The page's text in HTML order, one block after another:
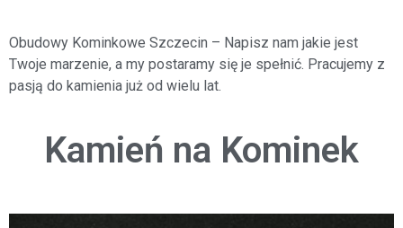
Obudowy Kominkowe Szczecin – Napisz nam jakie jest
Twoje marzenie, a my postaramy się je spełnić. Pracujemy z
pasją do kamienia już od wielu lat.
Kamień na Kominek